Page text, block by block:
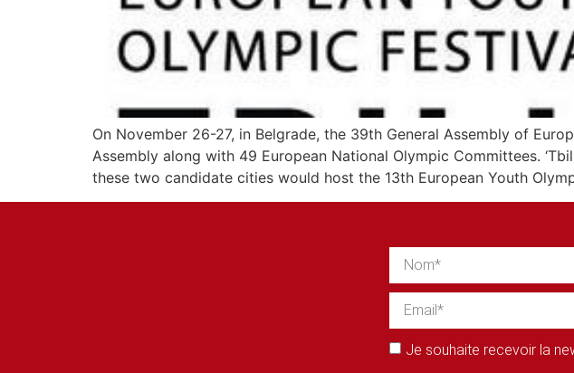
On November 26-27, in Belgrade, the 39th General Assembly of
Assembly along with 49 European National Olympic Committees.
these two candidate cities would host the 13th European Youth
Je souhaite recevoir la